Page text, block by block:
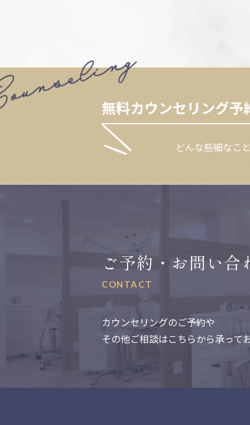
無料カウンセリング予
どんな些細なこ
ご予約・お問い合
CONTACT
カウンセリングのご予約や
その他ご相談はこちらから承って